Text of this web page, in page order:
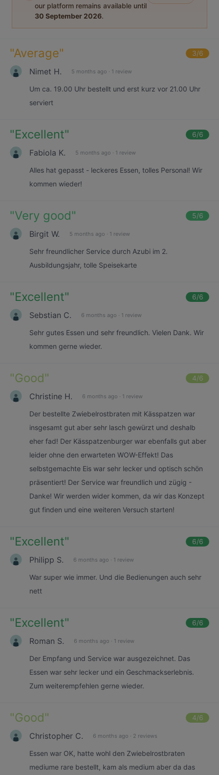
our platform remains available until
30 September 2026.
"Average" 3/6
Nimet H. 5 months ago · 1 review
Um ca. 19.00 Uhr bestellt und erst kurz vor 21.00 Uhr
serviert
"Excellent" 6/6
Fabiola K. 5 months ago · 1 review
Alles hat gepasst - leckeres Essen, tolles Personal! Wir
kommen wieder!
"Very good" 5/6
Birgit W. 5 months ago · 1 review
Sehr freundlicher Service durch Azubi im 2.
Ausbildungsjahr, tolle Speisekarte
"Excellent" 6/6
Sebstian C. 6 months ago · 1 review
Sehr gutes Essen und sehr freundlich. Vielen Dank. Wir
kommen gerne wieder.
"Good" 4/6
Christine H. 6 months ago · 1 review
Der bestellte Zwiebelrostbraten mit Kässpatzen war
insgesamt gut aber sehr lasch gewürzt und deshalb
eher fad! Der Kässpatzenburger war ebenfalls gut aber
leider ohne den erwarteten WOW-Effekt! Das
selbstgemachte Eis war sehr lecker und optisch schön
präsentiert! Der Service war freundlich und zügig -
Danke! Wir werden wider kommen, da wir das Konzept
gut finden und eine weiteren Versuch starten!
"Excellent" 6/6
Philipp S. 6 months ago · 1 review
War super wie immer. Und die Bedienungen auch sehr
nett
"Excellent" 6/6
Roman S. 6 months ago · 1 review
Der Empfang und Service war ausgezeichnet. Das
Essen war sehr lecker und ein Geschmackserlebnis.
Zum weiterempfehlen gerne wieder.
"Good" 4/6
Christopher C. 6 months ago · 2 reviews
Essen war OK, hatte wohl den Zwiebelrostbraten
mediume rare bestellt, kam als medium aber da das